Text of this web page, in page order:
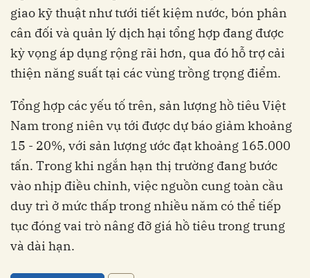
giao kỹ thuật như tưới tiết kiệm nước, bón phân
cân đối và quản lý dịch hại tổng hợp đang được
kỳ vọng áp dụng rộng rãi hơn, qua đó hỗ trợ cải
thiện năng suất tại các vùng trồng trọng điểm.
Tổng hợp các yếu tố trên, sản lượng hồ tiêu Việt
Nam trong niên vụ tới được dự báo giảm khoảng
15 - 20%, với sản lượng ước đạt khoảng 165.000
tấn. Trong khi ngắn hạn thị trường đang bước
vào nhịp điều chỉnh, việc nguồn cung toàn cầu
duy trì ở mức thấp trong nhiều năm có thể tiếp
tục đóng vai trò nâng đỡ giá hồ tiêu trong trung
và dài hạn.